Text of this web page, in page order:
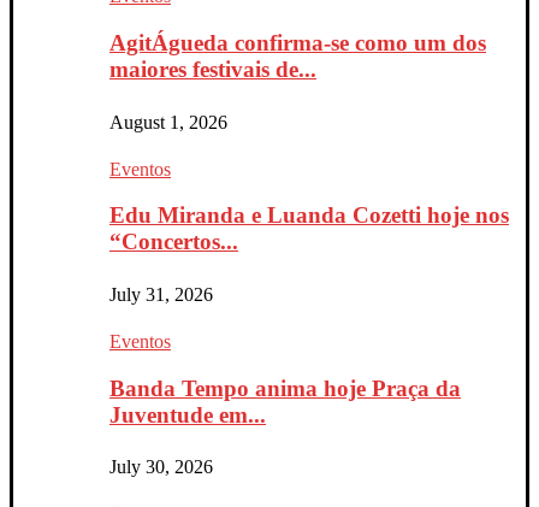
AgitÁgueda confirma-se como um dos
maiores festivais de...
August 1, 2026
Eventos
Edu Miranda e Luanda Cozetti hoje nos
“Concertos...
July 31, 2026
Eventos
Banda Tempo anima hoje Praça da
Juventude em...
July 30, 2026